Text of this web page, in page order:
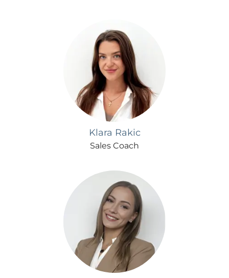
Klara Rakic
Sales Coach